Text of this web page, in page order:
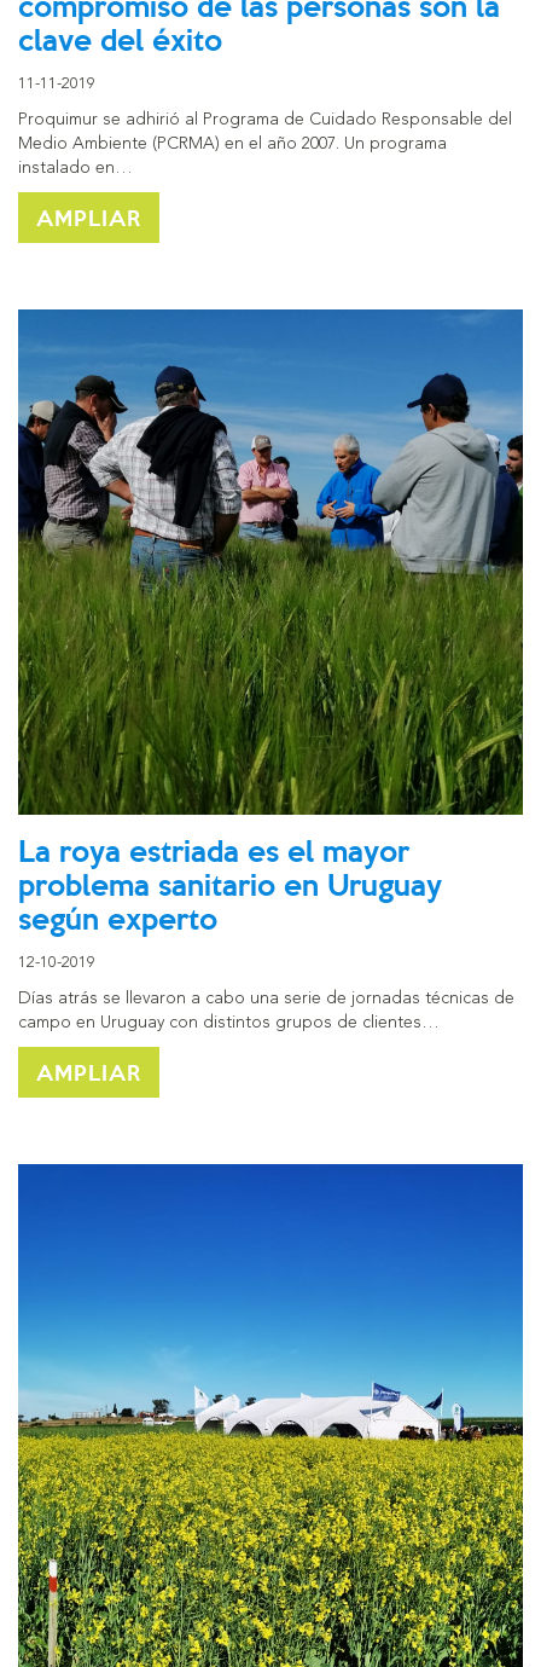
clave del éxito
11-11-2019
Proquimur se adhirió al Programa de Cuidado Responsable del
Medio Ambiente (PCRMA) en el año 2007. Un programa
instalado en…
AMPLIAR
La roya estriada es el mayor
problema sanitario en Uruguay
según experto
12-10-2019
Días atrás se llevaron a cabo una serie de jornadas técnicas de
campo en Uruguay con distintos grupos de clientes…
AMPLIAR